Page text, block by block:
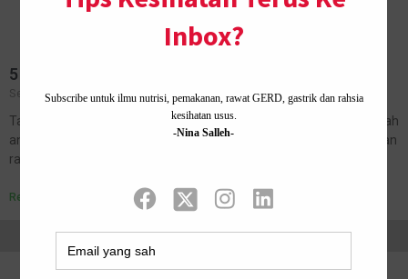
5 Cara mudah untuk buat pasangan rasa bahagia
September 10, 2021
No Comments
Tahun ini sudah 9 tahun saya mendirikan rumahtangga. Ia bukan lah
angka untuk dibanggakan melainkan setiap hari perlu dilalui dengan
rasa penuh syukur dan sabar. Tidak ada manusia yang tak…
Read More »
Home ·About Me·Contact Us .Privacy Policy ·